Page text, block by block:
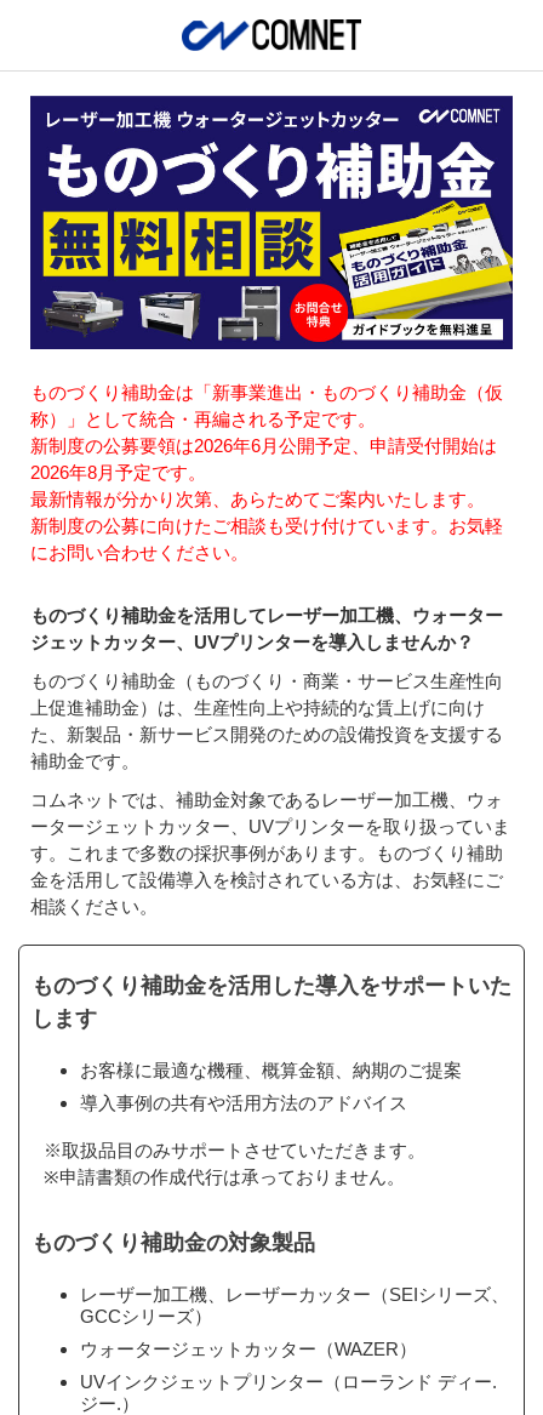
ものづくり補助金は「新事業進出・ものづくり補助金（仮
称）」として統合・再編される予定です。
新制度の公募要領は2026年6月公開予定、申請受付開始は
2026年8月予定です。
最新情報が分かり次第、あらためてご案内いたします。
新制度の公募に向けたご相談も受け付けています。お気軽
にお問い合わせください。
ものづくり補助金を活用してレーザー加工機、ウォーター
ジェットカッター、UVプリンターを導入しませんか？
ものづくり補助金（ものづくり・商業・サービス生産性向
上促進補助金）は、生産性向上や持続的な賃上げに向け
た、新製品・新サービス開発のための設備投資を支援する
補助金です。
コムネットでは、補助金対象であるレーザー加工機、ウォ
ータージェットカッター、UVプリンターを取り扱っていま
す。これまで多数の採択事例があります。ものづくり補助
金を活用して設備導入を検討されている方は、お気軽にご
相談ください。
ものづくり補助金を活用した導入をサポートいた
します
お客様に最適な機種、概算金額、納期のご提案
導入事例の共有や活用方法のアドバイス
※取扱品目のみサポートさせていただきます。
※申請書類の作成代行は承っておりません。
ものづくり補助金の対象製品
レーザー加工機、レーザーカッター（SEIシリーズ、
GCCシリーズ）
ウォータージェットカッター（WAZER）
UVインクジェットプリンター（ローランド ディー.
ジー.）